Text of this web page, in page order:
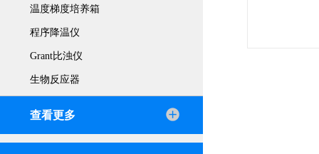
温度梯度培养箱
程序降温仪
Grant比浊仪
生物反应器
查看更多